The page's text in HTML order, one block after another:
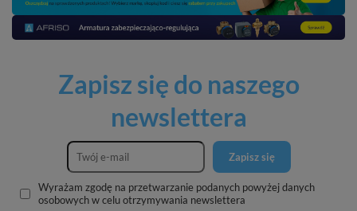
Zapisz się do naszego
newslettera
Zapisz się
Wyrażam zgodę na przetwarzanie podanych powyżej danych
osobowych w celu otrzymywania newslettera